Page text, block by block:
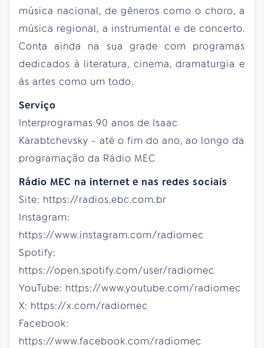
música nacional, de gêneros como o choro, a
música regional, a instrumental e de concerto.
Conta ainda na sua grade com programas
dedicados à literatura, cinema, dramaturgia e
às artes como um todo.
Serviço
Interprogramas 90 anos de Isaac
Karabtchevsky - até o fim do ano, ao longo da
programação da Rádio MEC
Rádio MEC na internet e nas redes sociais
Site: https://radios.ebc.com.br
Instagram:
https://www.instagram.com/radiomec
Spotify:
https://open.spotify.com/user/radiomec
YouTube: https://www.youtube.com/radiomec
X: https://x.com/radiomec
Facebook:
https://www.facebook.com/radiomec